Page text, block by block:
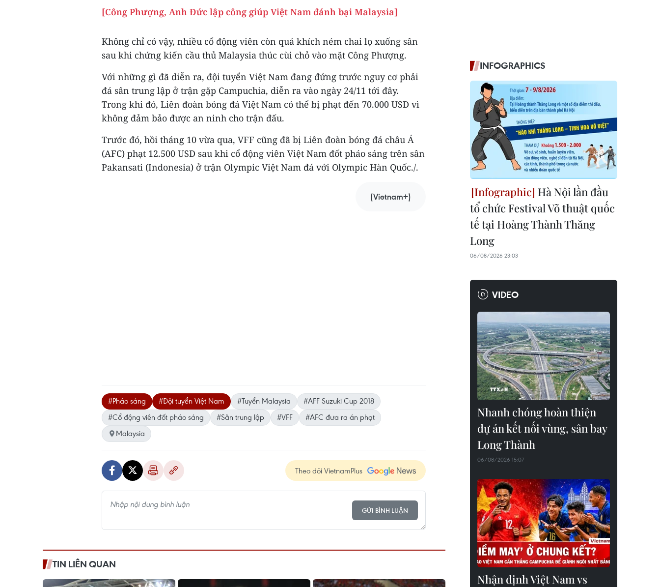
[Công Phượng, Anh Đức lập công giúp Việt Nam đánh bại Malaysia]
Không chỉ có vậy, nhiều cổ động viên còn quá khích ném chai lọ xuống sân
sau khi chứng kiến cầu thủ Malaysia thúc cùi chỏ vào mặt Công Phượng.
Với những gì đã diễn ra, đội tuyển Việt Nam đang đứng trước nguy cơ phải
đá sân trung lập ở trận gặp Campuchia, diễn ra vào ngày 24/11 tới đây.
Trong khi đó, Liên đoàn bóng đá Việt Nam có thể bị phạt đến 70.000 USD vì
không đảm bảo được an ninh cho trận đấu.
Trước đó, hồi tháng 10 vừa qua, VFF cũng đã bị Liên đoàn bóng đá châu Á
(AFC) phạt 12.500 USD sau khi cổ động viên Việt Nam đốt pháo sáng trên sân
Pakansati (Indonesia) ở trận Olympic Việt Nam đá với Olympic Hàn Quốc./.
(Vietnam+)
#Pháo sáng #Đội tuyển Việt Nam #Tuyển Malaysia
#AFF Suzuki Cup 2018
#Cổ động viên đốt pháo sáng
#Sân trung lập #VFF
#AFC đưa ra án phạt
Malaysia
Theo dõi VietnamPlus
GỬI BÌNH LUẬN
TIN LIÊN QUAN
INFOGRAPHICS
Hà Nội lần đầu
tổ chức Festival Võ thuật quốc
tế tại Hoàng Thành Thăng
Long
06/08/2026 23:03
VIDEO
Nhanh chóng hoàn thiện
dự án kết nối vùng, sân bay
Long Thành
06/08/2026 15:07
Nhận định Việt Nam vs